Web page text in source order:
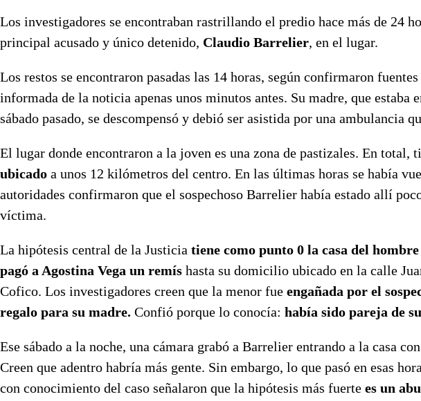
Los investigadores se encontraban rastrillando el predio hace más de 24
principal acusado y único detenido, Claudio Barrelier, en el lugar.
Los restos se encontraron pasadas las 14 horas, según confirmaron
informada de la noticia apenas unos minutos antes. Su madre, que estaba
sábado pasado, se descompensó y debió ser asistida por una ambulancia
El lugar donde encontraron a la joven es una zona de pastizales. En total,
ubicado a unos 12 kilómetros del centro. En las últimas horas se había
autoridades confirmaron que el sospechoso Barrelier había estado allí
víctima.
La hipótesis central de la Justicia tiene como punto 0 la casa del hombre
pagó a Agostina Vega un remís hasta su domicilio ubicado en la calle
Cofico. Los investigadores creen que la menor fue engañada por el
regalo para su madre. Confió porque lo conocía: había sido pareja de
Ese sábado a la noche, una cámara grabó a Barrelier entrando a la casa
Creen que adentro habría más gente. Sin embargo, lo que pasó en esas
con conocimiento del caso señalaron que la hipótesis más fuerte es un